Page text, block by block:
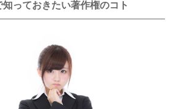
っておきたい著作権のコト